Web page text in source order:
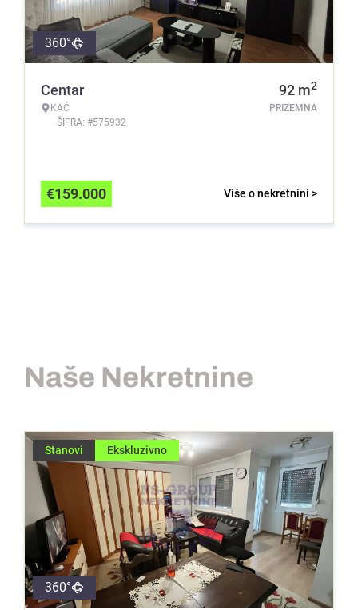
Naše Nekretnine
Stanovi Ekskluzivno
360°
360°
Centar
KAĆ
ŠIFRA: #575932
92 m2
PRIZEMNA
Više o nekretnini >
€159.000